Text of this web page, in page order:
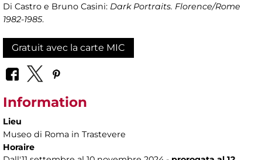
Di Castro e Bruno Casini: Dark Portraits. Florence/Rome
1982-1985.
Gratuit avec la carte MIC
Information
Lieu
Museo di Roma in Trastevere
Horaire